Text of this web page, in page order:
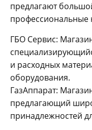
предлагают
профессиональные
ГБО Сервис:
и расходных
оборудования.
ГазАппарат:
предлагающий
принадлежностей